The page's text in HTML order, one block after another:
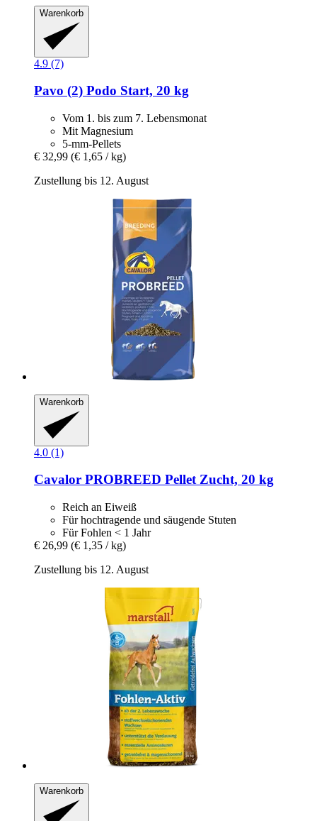
Warenkorb
4.9 (7)
Pavo (2) Podo Start, 20 kg
Vom 1. bis zum 7. Lebensmonat
Mit Magnesium
5-mm-Pellets
€ 32,99 (€ 1,65 / kg)
Zustellung bis 12. August
Warenkorb
4.0 (1)
Cavalor PROBREED Pellet Zucht, 20 kg
Reich an Eiweiß
Für hochtragende und säugende Stuten
Für Fohlen < 1 Jahr
€ 26,99 (€ 1,35 / kg)
Zustellung bis 12. August
Warenkorb